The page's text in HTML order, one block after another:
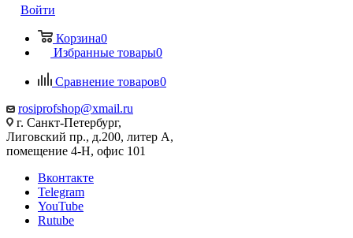
Войти
Корзина0
Избранные товары0
Сравнение товаров0
rosiprofshop@xmail.ru
г. Санкт-Петербург,
Лиговский пр., д.200, литер А,
помещение 4-Н, офис 101
Вконтакте
Telegram
YouTube
Rutube